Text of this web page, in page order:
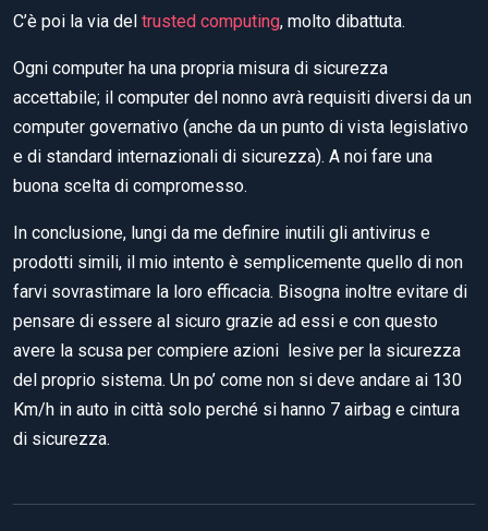
C’è poi la via del trusted computing, molto dibattuta.
Ogni computer ha una propria misura di sicurezza
accettabile; il computer del nonno avrà requisiti diversi da un
computer governativo (anche da un punto di vista legislativo
e di standard internazionali di sicurezza). A noi fare una
buona scelta di compromesso.
In conclusione, lungi da me definire inutili gli antivirus e
prodotti simili, il mio intento è semplicemente quello di non
farvi sovrastimare la loro efficacia. Bisogna inoltre evitare di
pensare di essere al sicuro grazie ad essi e con questo
avere la scusa per compiere azioni lesive per la sicurezza
del proprio sistema. Un po’ come non si deve andare ai 130
Km/h in auto in città solo perché si hanno 7 airbag e cintura
di sicurezza.